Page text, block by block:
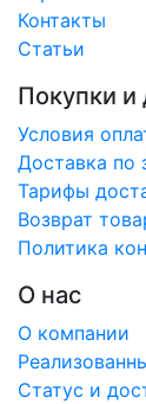
Контакты
Статьи
Покупки и
Условия
Доставка по
Тарифы
Возврат
Политика
О нас
О компании
Статус и